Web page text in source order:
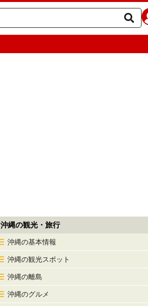
沖縄の観光・旅行
沖縄の基本情報
沖縄の観光スポット
沖縄の離島
沖縄のグルメ